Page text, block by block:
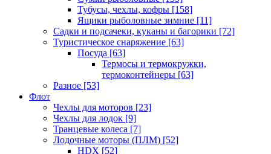
Тубусы, чехлы, кофры [158]
Ящики рыболовные зимние [11]
Садки и подсачеки, куканы и багорики [72]
Туристическое снаряжение [63]
Посуда [63]
Термосы и термокружки,
термоконтейнеры [63]
Разное [53]
Флот
Чехлы для моторов [23]
Чехлы для лодок [9]
Транцевые колеса [7]
Лодочные моторы (ПЛМ) [52]
HDX [52]